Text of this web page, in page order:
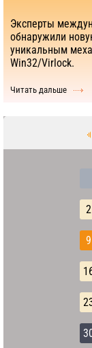
Эксперты
обнаружили
уникальным
Win32/Virlock.
Читать дальше
2
9